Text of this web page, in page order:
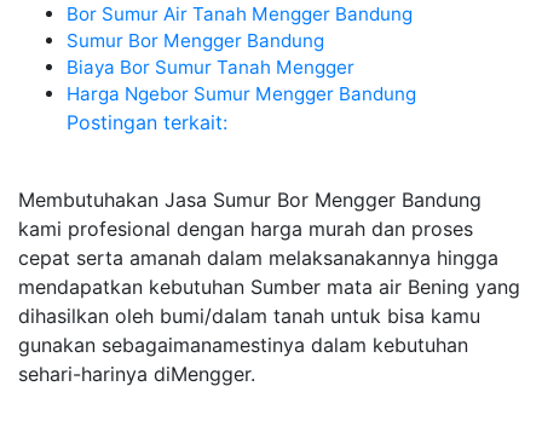
Bor Sumur Air Tanah Mengger Bandung
Sumur Bor Mengger Bandung
Biaya Bor Sumur Tanah Mengger
Harga Ngebor Sumur Mengger Bandung
Postingan terkait:
Membutuhakan Jasa Sumur Bor Mengger Bandung
kami profesional dengan harga murah dan proses
cepat serta amanah dalam melaksanakannya hingga
mendapatkan kebutuhan Sumber mata air Bening yang
dihasilkan oleh bumi/dalam tanah untuk bisa kamu
gunakan sebagaimanamestinya dalam kebutuhan
sehari-harinya diMengger.